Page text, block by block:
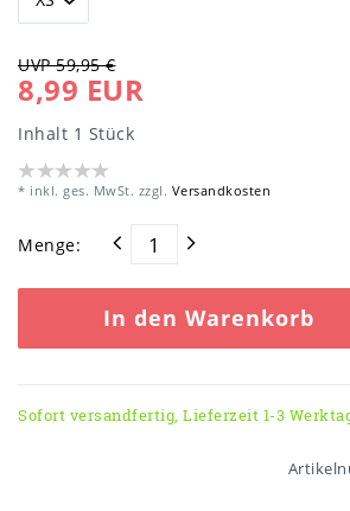
UVP 59,95 €
8,99 EUR
Inhalt 1 Stück
* inkl. ges. MwSt. zzgl. Versandkosten
Menge:
In den Warenkorb
Sofort versandfertig, Lieferzeit 1-3